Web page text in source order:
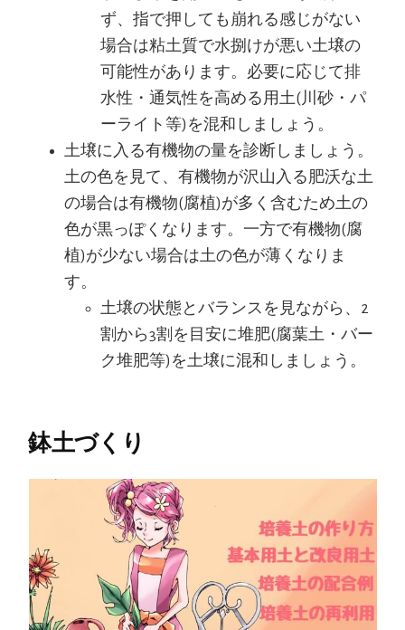
ず、指で押しても崩れる感じがない
場合は粘土質で水捌けが悪い土壌の
可能性があります。必要に応じて排
水性・通気性を高める用土(川砂・パ
ーライト等)を混和しましょう。
土壌に入る有機物の量を診断しましょう。
土の色を見て、有機物が沢山入る肥沃な土
の場合は有機物(腐植)が多く含むため土の
色が黒っぽくなります。一方で有機物(腐
植)が少ない場合は土の色が薄くなりま
す。
土壌の状態とバランスを見ながら、2
割から3割を目安に堆肥(腐葉土・バー
ク堆肥等)を土壌に混和しましょう。
鉢土づくり